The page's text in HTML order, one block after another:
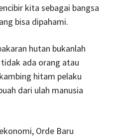
kita sebagai bangsa
bisa dipahami.
hutan bukanlah
ada orang atau
hitam pelaku
dari ulah manusia
Orde Baru